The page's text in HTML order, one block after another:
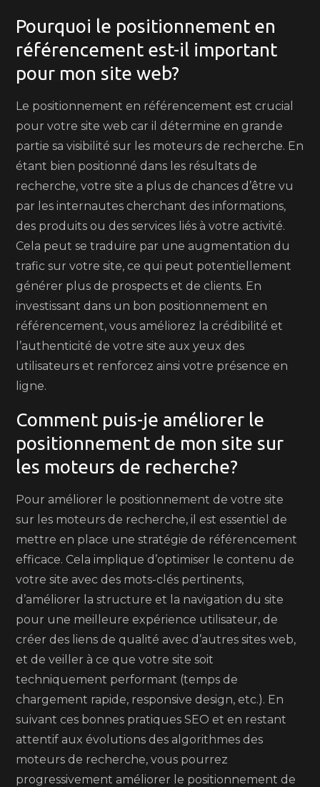
Pourquoi le positionnement en
référencement est-il important
pour mon site web?
Le positionnement en référencement est crucial
pour votre site web car il détermine en grande
partie sa visibilité sur les moteurs de recherche. En
étant bien positionné dans les résultats de
recherche, votre site a plus de chances d’être vu
par les internautes cherchant des informations,
des produits ou des services liés à votre activité.
Cela peut se traduire par une augmentation du
trafic sur votre site, ce qui peut potentiellement
générer plus de prospects et de clients. En
investissant dans un bon positionnement en
référencement, vous améliorez la crédibilité et
l’authenticité de votre site aux yeux des
utilisateurs et renforcez ainsi votre présence en
ligne.
Comment puis-je améliorer le
positionnement de mon site sur
les moteurs de recherche?
Pour améliorer le positionnement de votre site
sur les moteurs de recherche, il est essentiel de
mettre en place une stratégie de référencement
efficace. Cela implique d’optimiser le contenu de
votre site avec des mots-clés pertinents,
d’améliorer la structure et la navigation du site
pour une meilleure expérience utilisateur, de
créer des liens de qualité avec d’autres sites web,
et de veiller à ce que votre site soit
techniquement performant (temps de
chargement rapide, responsive design, etc.). En
suivant ces bonnes pratiques SEO et en restant
attentif aux évolutions des algorithmes des
moteurs de recherche, vous pourrez
progressivement améliorer le positionnement de